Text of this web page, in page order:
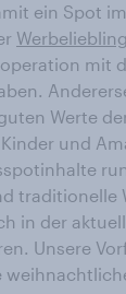
ein Spot
mit
Werte
und
traditionelle
in der
Unsere